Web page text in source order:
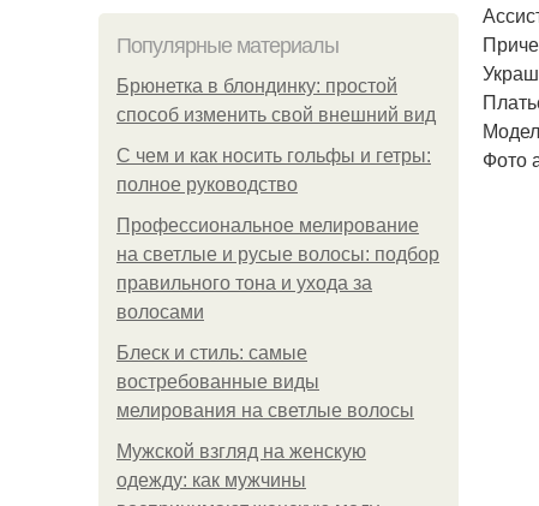
Популярные материалы
Брюнетка в блондинку: простой
способ изменить свой внешний вид
С чем и как носить гольфы и гетры:
полное руководство
Профессиональное мелирование
на светлые и русые волосы: подбор
правильного тона и ухода за
волосами
Блеск и стиль: самые
востребованные виды
мелирования на светлые волосы
Мужской взгляд на женскую
одежду: как мужчины
Фото